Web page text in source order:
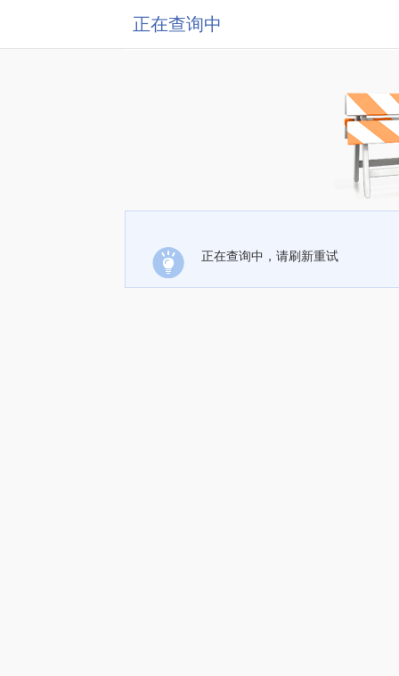
正在查询中
正在查询中，请刷新重试